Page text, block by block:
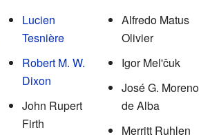
Lucien
Tesnière
Robert M. W.
Dixon
John Rupert
Firth
Alfredo Matus
Olivier
Igor Mel'čuk
José G. Moreno
de Alba
Merritt Ruhlen